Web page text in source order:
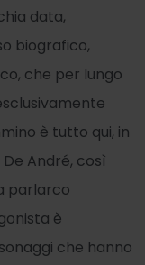
data,
biografico,
che per lungo
è tutto qui, in
André, così
parlarco
è
che hanno